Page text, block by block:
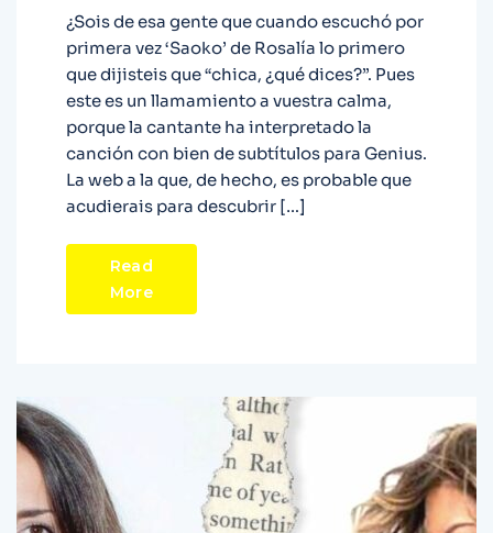
¿Sois de esa gente que cuando escuchó por
primera vez ‘Saoko’ de Rosalía lo primero
que dijisteis que “chica, ¿qué dices?”. Pues
este es un llamamiento a vuestra calma,
porque la cantante ha interpretado la
canción con bien de subtítulos para Genius.
La web a la que, de hecho, es probable que
acudierais para descubrir […]
Read
More